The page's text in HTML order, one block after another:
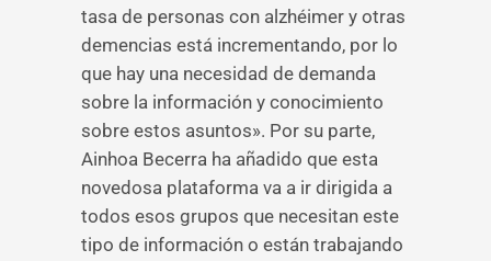
tasa de personas con alzhéimer y otras
demencias está incrementando, por lo
que hay una necesidad de demanda
sobre la información y conocimiento
sobre estos asuntos». Por su parte,
Ainhoa Becerra ha añadido que esta
novedosa plataforma va a ir dirigida a
todos esos grupos que necesitan este
tipo de información o están trabajando